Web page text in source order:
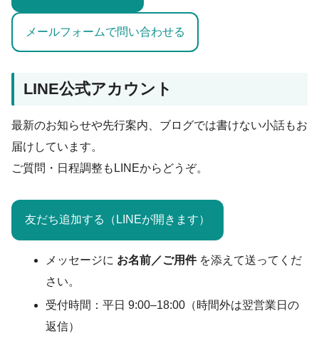
メールフォームで問い合わせる
LINE公式アカウント
最新のお知らせや先行案内、ブログでは書けない小話もお
届けしています。
ご質問・日程調整もLINEからどうぞ。
友だち追加する（LINEが開きます）
メッセージに お名前／ご用件を添えて送ってくだ
さい。
受付時間：平日 9:00–18:00（時間外は翌営業日の
返信）